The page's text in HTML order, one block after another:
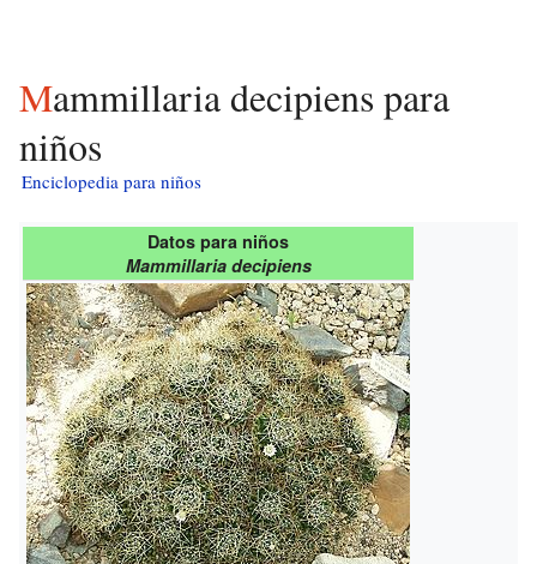
Mammillaria decipiens para
niños
Enciclopedia para niños
Datos para niños
Mammillaria decipiens